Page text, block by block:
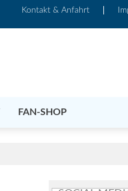
Kontakt & Anfahrt
FAN-SHOP